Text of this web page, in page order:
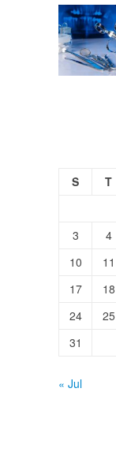
S
T
3
4
10
11
17
18
24
25
31
« Jul